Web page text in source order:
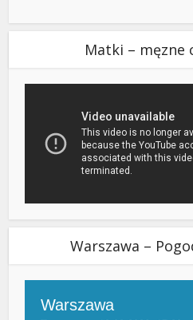
Matki – męzne
Warszawa –